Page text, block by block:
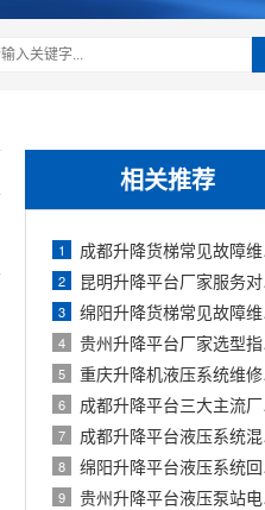
相关推荐
1 成都升降货梯常见故障维修方案与2026年零
2 昆明升降平台厂家服务对比与维修成本管
3 绵阳升降货梯常见故障维修及零配件价格
4 贵州升降平台厂家选型指南与2026年价格对
5 重庆升降机液压系统维修收费标准与典型
6 成都升降平台三大主流厂家对比及2026年价
7 成都升降平台液压系统混入不同类型液体
8 绵阳升降平台液压系统回油背压过高故障
9 贵州升降平台液压泵站电机过载保护与热